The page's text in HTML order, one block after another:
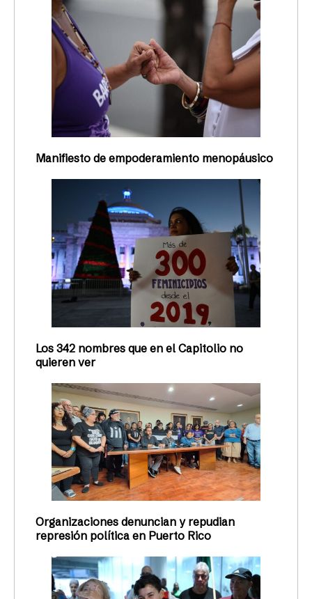
Manifiesto de empoderamiento menopáusico
Los 342 nombres que en el Capitolio no
quieren ver
Organizaciones denuncian y repudian
represión política en Puerto Rico